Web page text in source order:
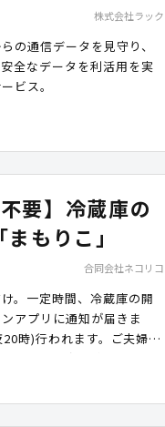
株式会社ラック
の通信データを見守り、
全なデータを利活用を実
ビス。
要】冷蔵庫の
もりこ」
合同会社ネコリコ
。一定時間、冷蔵庫の開
アプリに通知が届きま
時)行われます。ご夫婦や
可能で、追加料金はかか